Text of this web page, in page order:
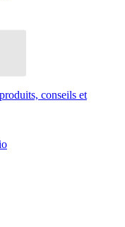
conseils et